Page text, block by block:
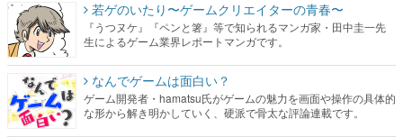
若ゲのいたり〜ゲームクリエイターの青春〜
『うつヌケ』『ペンと箸』等で知られるマンガ家・田中圭一先
生によるゲーム業界レポートマンガです。
なんでゲームは面白い？
ゲーム開発者・hamatsu氏がゲームの魅力を画面や操作の具体的
な形から解き明かしていく、硬派で骨太な評論連載です。